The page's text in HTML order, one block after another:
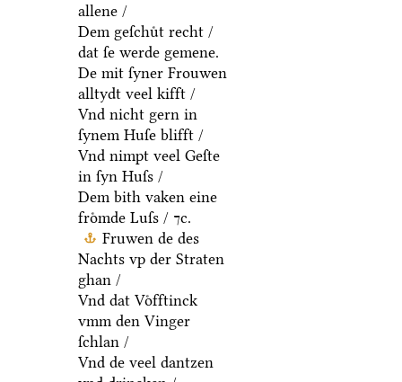
allene /
Dem geſchuͤt recht /
dat ſe werde gemene.
De mit ſyner Frouwen
alltydt veel kifft /
Vnd nicht gern in
ſynem Huſe blifft /
Vnd nimpt veel Geſte
in ſyn Huſs /
Dem bith vaken eine
froͤmde Luſs / ⁊c.
Fruwen de des
Nachts vp der Straten
ghan /
Vnd dat Voͤfftinck
vmm den Vinger
ſchlan /
Vnd de veel dantzen